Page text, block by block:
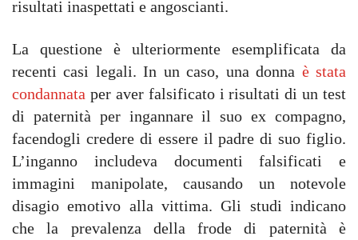
risultati inaspettati e angoscianti.
La questione è ulteriormente esemplificata da
recenti casi legali. In un caso, una donna è stata
condannata per aver falsificato i risultati di un test
di paternità per ingannare il suo ex compagno,
facendogli credere di essere il padre di suo figlio.
L’inganno includeva documenti falsificati e
immagini manipolate, causando un notevole
disagio emotivo alla vittima. Gli studi indicano
che la prevalenza della frode di paternità è